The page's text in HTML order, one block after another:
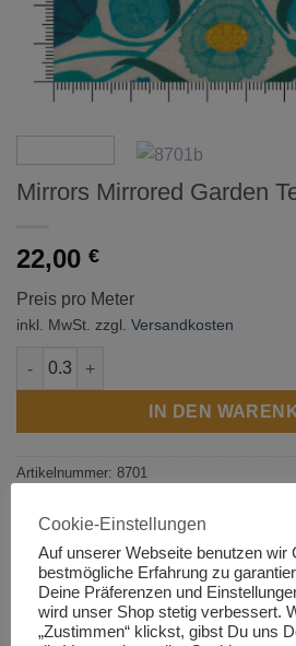
Mirrors Mirrored Garden
22,00 €
Preis pro Meter
inkl. MwSt. zzgl. Versandkosten
Mirrors Mirrored Garden Teal Menge
IN DEN
Artikelnummer: 8701
BESCHREIBUNG
ZUSÄTZLICHE INFORMATIONEN
Cookie-Einstellungen
Auf unserer Webseite benutzen wir
bestmögliche Erfahrung zu
Deine Präferenzen und
wird unser Shop stetig verbessert.
„Zustimmen“ klickst, gibst Du uns